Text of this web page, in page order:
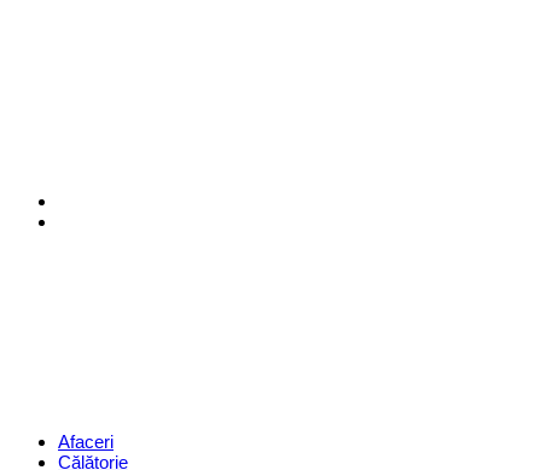
Menu Afaceri
Călătorie